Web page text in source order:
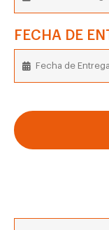
FECHA DE